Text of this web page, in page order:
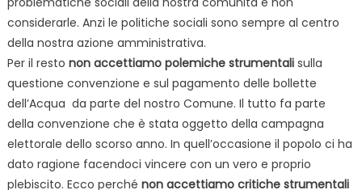
considerarle. Anzi le politiche sociali sono sempre al centro
della nostra azione amministrativa.
Per il resto non accettiamo polemiche strumentalisulla
questione convenzione e sul pagamento delle bollette
dell’Acqua da parte del nostro Comune. Il tutto fa parte
della convenzione che è stata oggetto della campagna
elettorale dello scorso anno. In quell’occasione il popolo ci ha
dato ragione facendoci vincere con un vero e proprio
plebiscito. Ecco perché non accettiamo critiche strumentali